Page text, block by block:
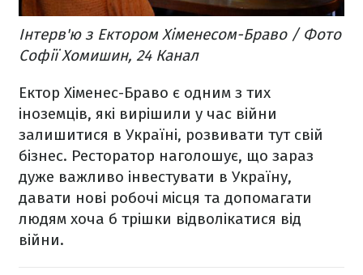
Інтерв'ю з Ектором Хіменесом-Браво / Фото
Софії Хомишин, 24 Канал
Ектор Хіменес-Браво є одним з тих
іноземців, які вирішили у час війни
залишитися в Україні, розвивати тут свій
бізнес. Ресторатор наголошує, що зараз
дуже важливо інвестувати в Україну,
давати нові робочі місця та допомагати
людям хоча б трішки відволікатися від
війни.